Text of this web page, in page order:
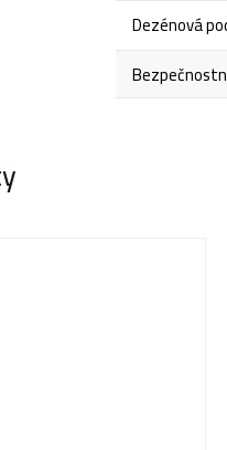
Dezénová